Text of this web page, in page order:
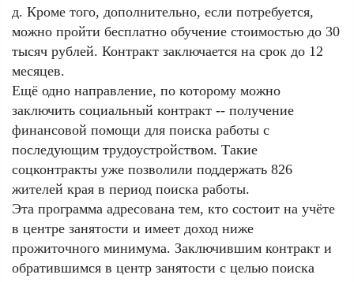
д. Кроме того, дополнительно, если потребуется,
можно пройти бесплатно обучение стоимостью до 30
тысяч рублей. Контракт заключается на срок до 12
месяцев.
Ещё одно направление, по которому можно
заключить социальный контракт -- получение
финансовой помощи для поиска работы с
последующим трудоустройством. Такие
соцконтракты уже позволили поддержать 826
жителей края в период поиска работы.
Эта программа адресована тем, кто состоит на учёте
в центре занятости и имеет доход ниже
прожиточного минимума. Заключившим контракт и
обратившимся в центр занятости с целью поиска